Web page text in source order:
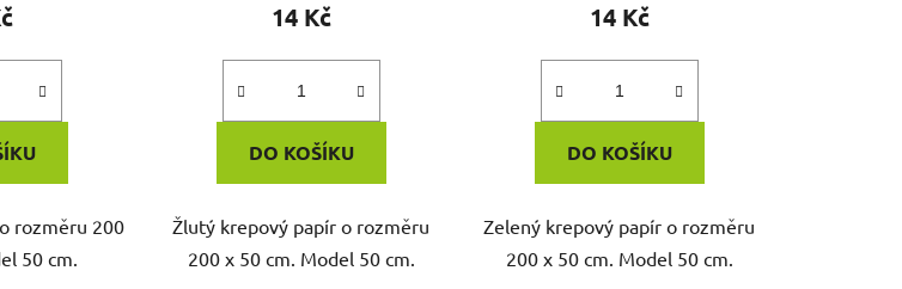
rozměru 200
50 cm.
14 Kč
DO KOŠÍKU
Žlutý krepový papír o rozměru
200 x 50 cm. Model 50 cm.
14 Kč
DO KOŠÍKU
Zelený krepový papír o rozměru
200 x 50 cm. Model 50 cm.